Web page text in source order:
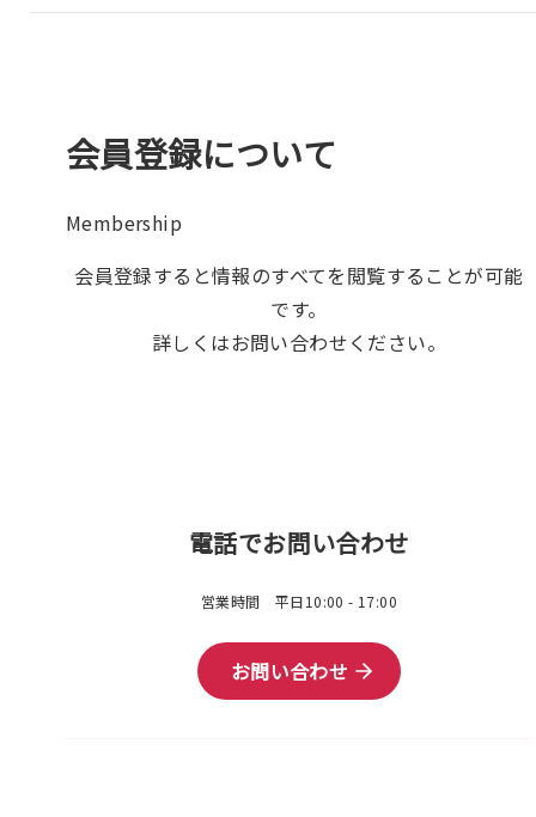
会員登録について
Membership
会員登録すると情報のすべてを閲覧することが可能
です。
詳しくはお問い合わせください。
電話でお問い合わせ
営業時間 平日10:00 - 17:00
お問い合わせ